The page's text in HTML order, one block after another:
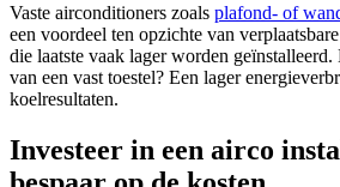
Vaste airconditioners zoals plafond- of
een voordeel ten opzichte van
die laatste vaak lager worden
van een vast toestel? Een lager
koelresultaten.
Investeer in een airco